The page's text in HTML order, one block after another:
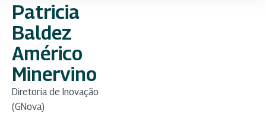
Patricia
Baldez
Américo
Minervino
Diretoria de Inovação
(GNova)